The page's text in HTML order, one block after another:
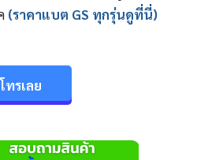
(ราคาแบต GS ทุกรุ่นดูที่นี่)
โทรเลย